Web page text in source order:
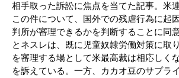
相手取った訴訟に焦点を当てた記事。米
この件について、国外での残虐行為に起
判所が審理できるかを判断することに同
とネスレは、既に児童奴隷労働対策に取
を審理する場として米最高裁は相応しく
を訴えている。一方、カカオ豆のサプラ